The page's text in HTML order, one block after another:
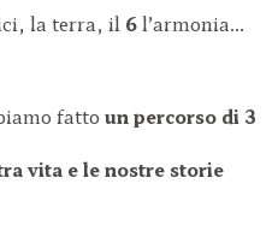
la terra, il 6l’armonia…
fatto un percorso di 3
vita e le nostre storie